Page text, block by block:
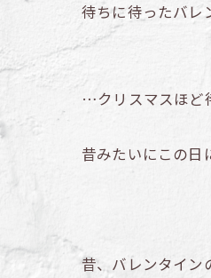
待ちに待ったバレ
…クリスマスほど
昔みたいにこの
昔、バレンタイン